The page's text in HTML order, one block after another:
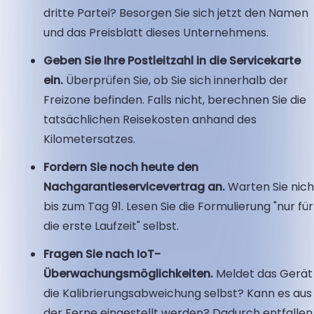
dritte Partei? Besorgen Sie sich jetzt den Namen
und das Preisblatt dieses Unternehmens.
Geben Sie Ihre Postleitzahl in die Servicekarte
ein. Überprüfen Sie, ob Sie sich innerhalb der
Freizone befinden. Falls nicht, berechnen Sie die
tatsächlichen Reisekosten anhand des
Kilometersatzes.
Fordern Sie noch heute den
Nachgarantieservicevertrag an.Warten Sie
bis zum Tag 91. Lesen Sie die Formulierung "nur für
die erste Laufzeit" selbst.
Fragen Sie nach IoT-
Überwachungsmöglichkeiten. Meldet das Gerät
die Kalibrierungsabweichung selbst? Kann es aus